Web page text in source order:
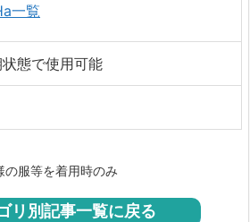
一覧
態で使用可能
服等を着用時のみ
リ別記事一覧に戻る